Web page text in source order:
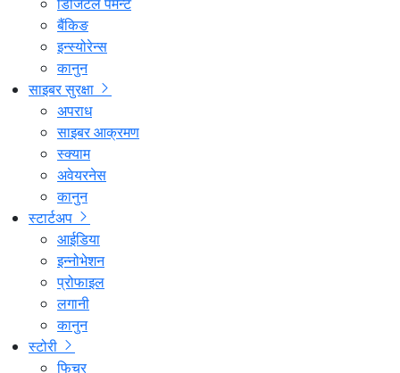
बैंकिङ
इन्स्योरेन्स
कानुन
साइबर सुरक्षा
अपराध
साइबर आक्रमण
स्क्याम
अवेयरनेस
कानुन
स्टार्टअप
आईडिया
इन्नोभेशन
प्रोफाइल
लगानी
कानुन
स्टोरी
फिचर